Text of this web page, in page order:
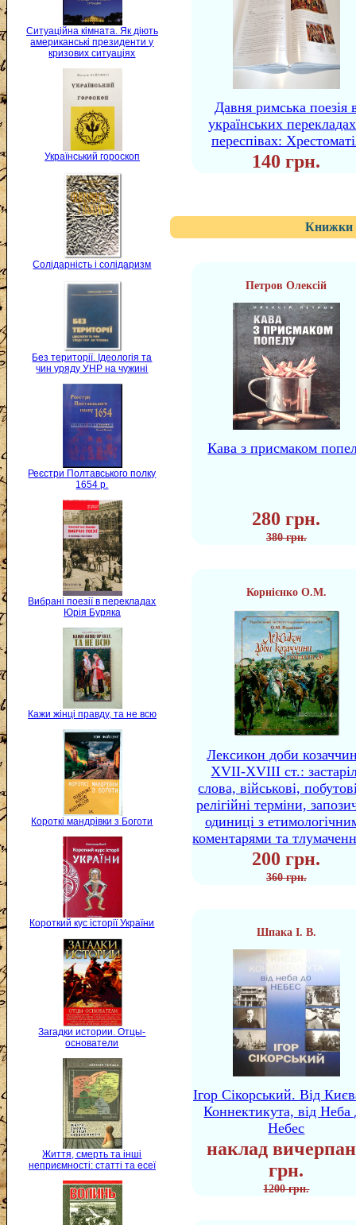
Ситуаційна кімната. Як діють
американські президенти у
кризових ситуаціях
Український гороскоп
Солідарність і солідаризм
Без території. Ідеологія та
чин уряду УНР на чужині
Реєстри Полтавського полку
1654 р.
Вибрані поезії в перекладах
Юрія Буряка
Кажи жінці правду, та не всю
Короткі мандрівки з Боготи
Короткий кус історії України
Загадки истории. Отцы-
основатели
Життя, смерть та інші
неприємності: статті та есеї
Давня римська поезія
українських
переспівах:
140 грн.
Книжки
Петров Олексій
Кава з присмаком
280 грн.
380 грн.
Корнієнко О.М.
Лексикон доби
XVII-XVIII ст.:
слова, військові,
релігійні терміни,
одиниці з
коментарями та
200 грн.
360 грн.
Шпака І. В.
Ігор Сікорський. Від
Коннектикута, від Неба
Небес
наклад
грн.
1200 грн.